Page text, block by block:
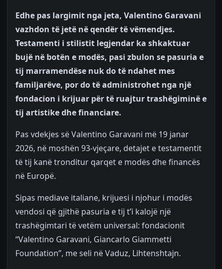
Edhe pas largimit nga jeta, Valentino Garavani
vazhdon të jetë në qendër të vëmendjes.
Testamenti i stilistit legjendar ka shkaktuar
bujë në botën e modës, pasi zbulon se pasuria e
tij marramendëse nuk do të ndahet mes
familjarëve, por do të administrohet nga një
fondacion i krijuar për të ruajtur trashëgiminë e
tij artistike dhe financiare.
Pas vdekjes së Valentino Garavani më 19 janar
2026, në moshën 93-vjeçare, detajet e testamentit
të tij kanë tronditur qarqet e modës dhe financës
në Europë.
Sipas mediave italiane, krijuesi i njohur i modës
vendosi që gjithë pasuria e tij t’i kalojë një
trashëgimtari të vetëm universal: fondacionit
“Valentino Garavani, Giancarlo Giammetti
Foundation”, me seli në Vaduz, Lihtenshtajn.